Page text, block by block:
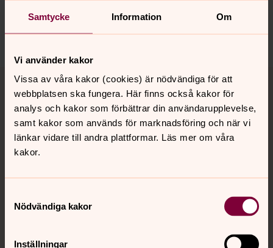
Samtycke Information Om
Vi använder kakor
Vissa av våra kakor (cookies) är nödvändiga för att
webbplatsen ska fungera. Här finns också kakor för
analys och kakor som förbättrar din användarupplevelse,
samt kakor som används för marknadsföring och när vi
länkar vidare till andra plattformar. Läs mer om våra
kakor.
Nödvändiga kakor
Inställningar
pajala.forsamling@svenskakyrkan.se
Dela
Tillbaka till toppen
Tillbaka till innehållet
Kontakt
Kalender